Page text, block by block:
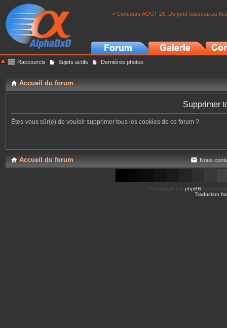
> Concours AOUT 26: Du petit ruisseau au
Raccourcis Sujets actifs Dernières photos
Accueil du forum
Supprimer
Êtes-vous sûr(e) de vouloir supprimer tous les cookies de ce forum ?
Accueil du forum Nous
Développé par phpBB ® Forum
Traduction